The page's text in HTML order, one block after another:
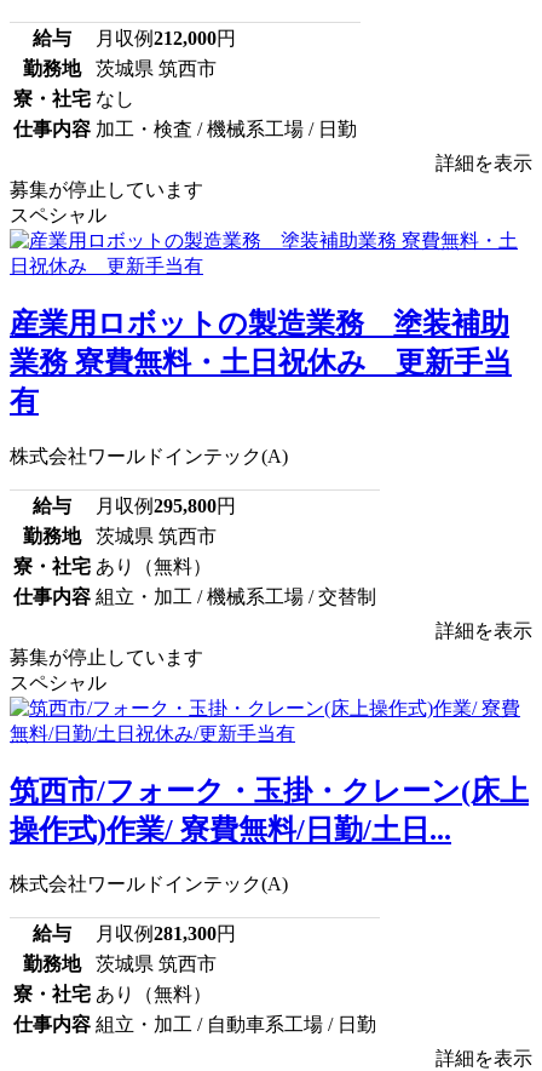
給与 月収例212,000円
勤務地
茨城県 筑西市
寮・社宅 なし
仕事内容 加工・検査 / 機械系工場 / 日勤
詳細を表示
募集が停止しています
スペシャル
産業用ロボットの製造業務 塗装補助
業務 寮費無料・土日祝休み 更新手当
有
株式会社ワールドインテック(A)
給与 月収例295,800円
勤務地
茨城県 筑西市
寮・社宅 あり（無料）
仕事内容 組立・加工 / 機械系工場 / 交替制
詳細を表示
募集が停止しています
スペシャル
筑西市/フォーク・玉掛・クレーン(床上
操作式)作業/ 寮費無料/日勤/土日...
株式会社ワールドインテック(A)
給与 月収例281,300円
勤務地
茨城県 筑西市
寮・社宅 あり（無料）
仕事内容 組立・加工 / 自動車系工場 / 日勤
詳細を表示